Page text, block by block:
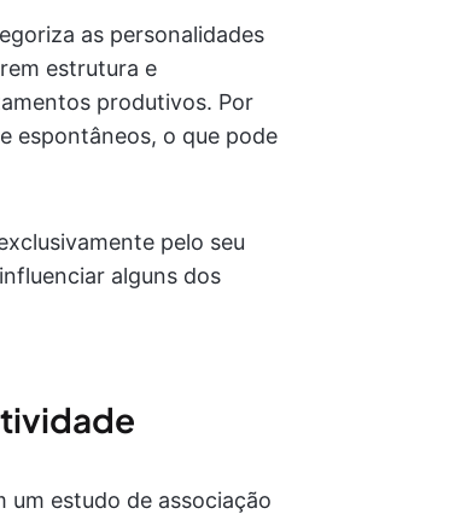
as personalidades
estrutura e
produtivos. Por
espontâneos, o que pode
pelo seu
alguns dos
um estudo de associação